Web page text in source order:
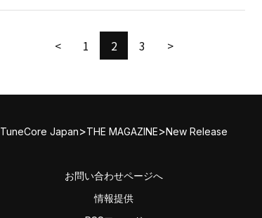
< 1 2 3 >
TuneCore Japan>THE MAGAZINE>New Release
お問い合わせページへ
情報提供